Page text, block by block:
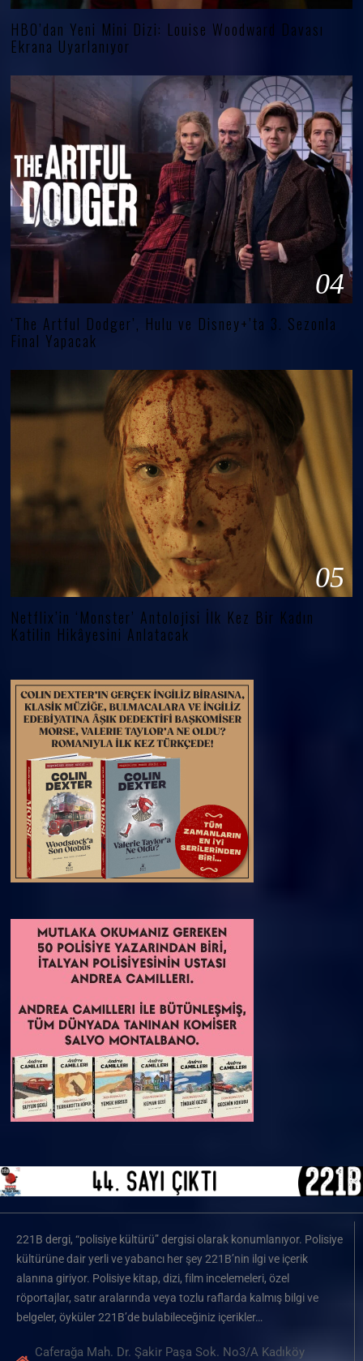
HBO’dan Yeni Mini Dizi: Louise Woodward Davası
Ekrana Uyarlanıyor
04
‘The Artful Dodger’, Hulu ve Disney+’ta 3. Sezonla
Final Yapacak
05
Netflix’in ‘Monster’ Antolojisi İlk Kez Bir Kadın
Katilin Hikâyesini Anlatacak
221B dergi, “polisiye kültürü” dergisi olarak konumlanıyor. Polisiye
kültürüne dair yerli ve yabancı her şey 221B’nin ilgi ve içerik
alanına giriyor. Polisiye kitap, dizi, film incelemeleri, özel
röportajlar, satır aralarında veya tozlu raflarda kalmış bilgi ve
belgeler, öyküler 221B’de bulabileceğiniz içerikler…
Caferağa Mah. Dr. Şakir Paşa Sok. No3/A Kadıköy